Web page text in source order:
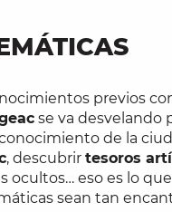
previos
se va desvelando
de la
, descubrir tesoros
ocultos… eso es lo
sean tan